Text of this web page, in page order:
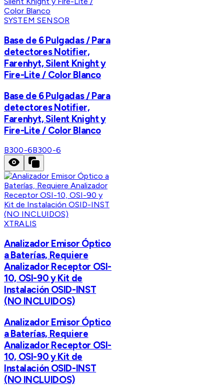
SYSTEM SENSOR
Base de 6 Pulgadas / Para
detectores Notifier,
Farenhyt, Silent Knight y
Fire-Lite / Color Blanco
Base de 6 Pulgadas / Para
detectores Notifier,
Farenhyt, Silent Knight y
Fire-Lite / Color Blanco
B300-6B300-6
XTRALIS
Analizador Emisor Óptico
a Baterías, Requiere
Analizador Receptor OSI-
10, OSI-90 y Kit de
Instalación OSID-INST
(NO INCLUIDOS)
Analizador Emisor Óptico
a Baterías, Requiere
Analizador Receptor OSI-
10, OSI-90 y Kit de
Instalación OSID-INST
(NO INCLUIDOS)